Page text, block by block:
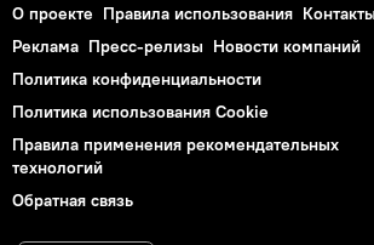
О проекте Правила использования Контакты
Реклама Пресс-релизы Новости компаний
Политика конфиденциальности
Политика использования Cookie
Правила применения рекомендательных
технологий
Обратная связь